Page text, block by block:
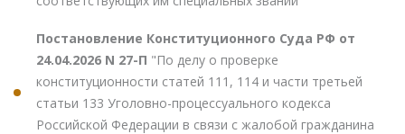
Постановление Конституционного Суда РФ от
24.04.2026 N 27-П "По делу о проверке
конституционности статей 111, 114 и части третьей
статьи 133 Уголовно-процессуального кодекса
Российской Федерации в связи с жалобой гражданина